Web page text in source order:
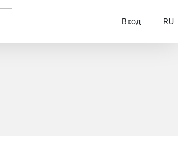
Вход RU